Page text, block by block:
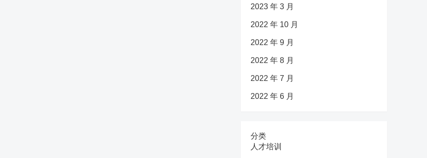
2023 年 3 月
2022 年 10 月
2022 年 9 月
2022 年 8 月
2022 年 7 月
2022 年 6 月
分类
人才培训